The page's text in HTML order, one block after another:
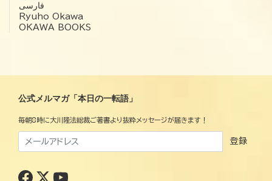
فارسی
Ryuho Okawa
OKAWA BOOKS
公式メルマガ「本日の一転語」
毎朝8時に大川隆法総裁ご著書より抜粋メッセージが届きます！
登録